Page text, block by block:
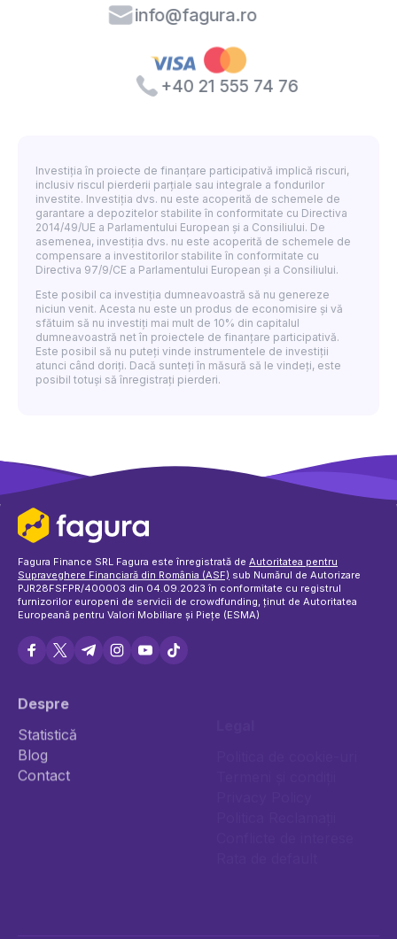
info@fagura.ro
+40 21 555 74 76
Investiția în proiecte de finanțare participativă implică riscuri,
inclusiv riscul pierderii parțiale sau integrale a fondurilor
investite. Investiția dvs. nu este acoperită de schemele de
garantare a depozitelor stabilite în conformitate cu Directiva
2014/49/UE a Parlamentului European și a Consiliului. De
asemenea, investiția dvs. nu este acoperită de schemele de
compensare a investitorilor stabilite în conformitate cu
Directiva 97/9/CE a Parlamentului European și a Consiliului.
Este posibil ca investiția dumneavoastră să nu genereze
niciun venit. Acesta nu este un produs de economisire și vă
sfătuim să nu investiți mai mult de 10% din capitalul
dumneavoastră net în proiectele de finanțare participativă.
Este posibil să nu puteți vinde instrumentele de investiții
atunci când doriți. Dacă sunteți în măsură să le vindeți, este
posibil totuși să înregistrați pierderi.
Fagura Finance SRL Fagura este înregistrată de Autoritatea pentru
Supraveghere Financiară din România (ASF) sub Numărul de Autorizare
PJR28FSFPR/400003 din 04.09.2023 în conformitate cu registrul
furnizorilor europeni de servicii de crowdfunding, ținut de Autoritatea
Europeană pentru Valori Mobiliare și Piețe (ESMA)
Despre
Statistică
Blog
Contact